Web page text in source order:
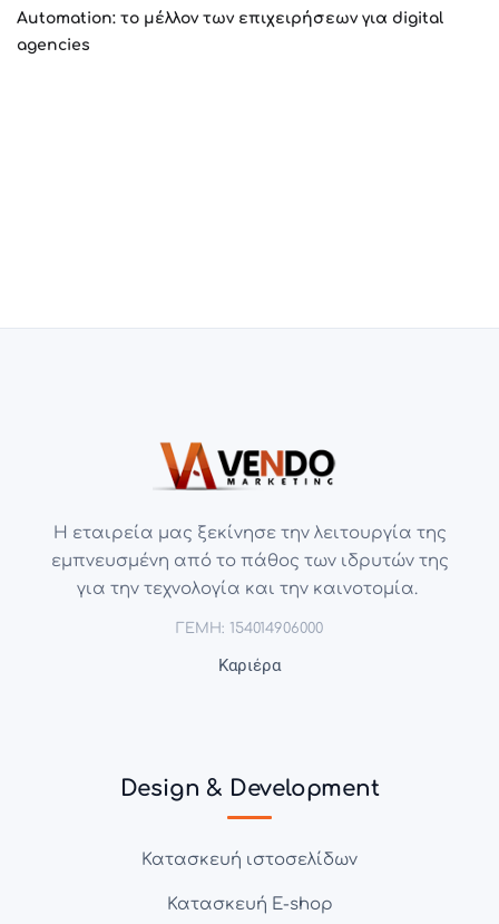
Automation: το μέλλον των επιχειρήσεων για digital
agencies
Η εταιρεία μας ξεκίνησε την λειτουργία της
εμπνευσμένη από το πάθος των ιδρυτών της
για την τεχνολογία και την καινοτομία.
ΓΕΜΗ: 154014906000
Καριέρα
Design & Development
Κατασκευή ιστοσελίδων
Κατασκευή E-shop